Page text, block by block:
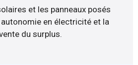
et les panneaux posés
en électricité et la
du surplus.